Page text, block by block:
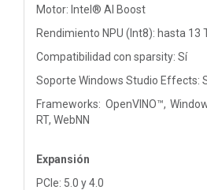
Motor: Intel® AI Boost
Rendimiento NPU (Int8): hasta 13
Compatibilidad con sparsity: Sí
Soporte Windows Studio Effects:
Frameworks: OpenVINO™,
RT, WebNN
Expansión
PCIe: 5.0 y 4.0